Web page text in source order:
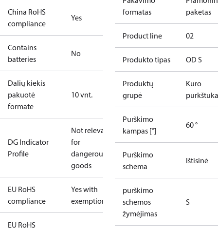
China RoHS
compliance
Yes
Contains
batteries
No
Dalių kiekis
pakuotė
formate
10 vnt.
DG Indicator
Profile
Not relevant
for
dangerous
goods
EU RoHS
compliance
Yes with
exemptions
EU RoHS
formatas
paketas
Product line 02
Produkto tipas OD S
Produktų
grupė
Kuro
Purškimo
kampas [°]
60 °
Purškimo
schema
Ištisinė
purškimo
schemos
žymėjimas
S